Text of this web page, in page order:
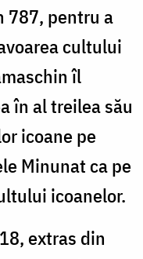
787, pentru a
cultului
îl
în al treilea său
icoane pe
Minunat ca pe
icoanelor.
extras din